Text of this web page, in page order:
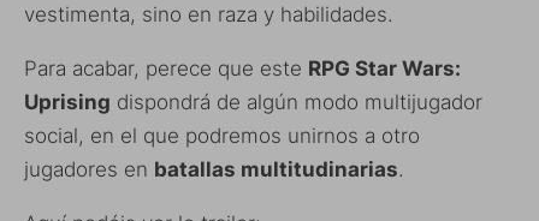
vestimenta, sino en raza y habilidades.
Para acabar, perece que este RPG Star Wars:
Uprising dispondrá de algún modo multijugador
social, en el que podremos unirnos a otro
jugadores en batallas multitudinarias.